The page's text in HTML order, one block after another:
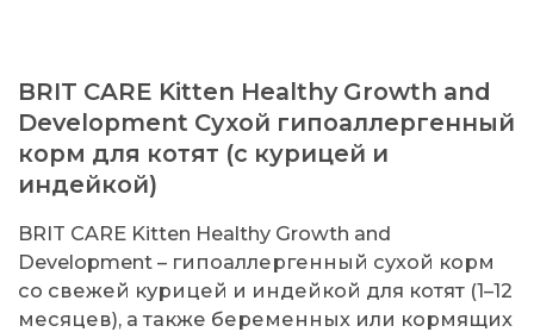
BRIT CARE Kitten Healthy Growth and
Development Сухой гипоаллергенный
корм для котят (с курицей и
индейкой)
BRIT CARE Kitten Healthy Growth and
Development – гипоаллергенный сухой корм
со свежей курицей и индейкой для котят (1–12
месяцев), а также беременных или кормящих